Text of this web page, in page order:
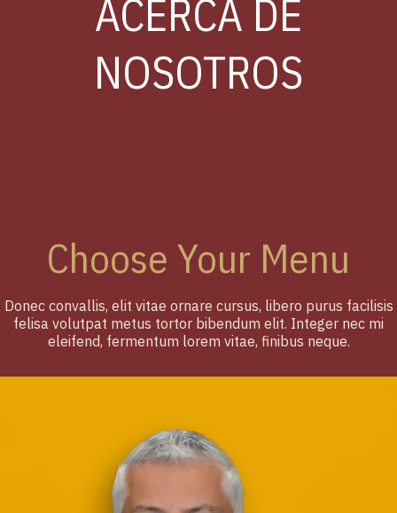
ACERCA DE
NOSOTROS
Choose Your Menu
Donec convallis, elit vitae ornare cursus, libero purus facilisis
felisa volutpat metus tortor bibendum elit. Integer nec mi
eleifend, fermentum lorem vitae, finibus neque.